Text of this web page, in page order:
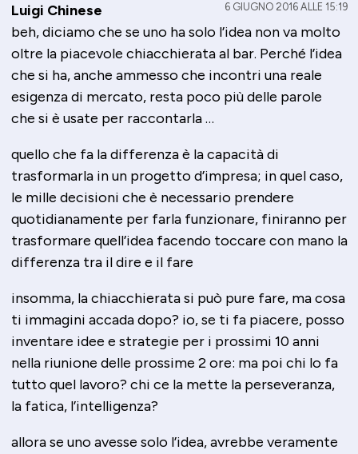
Luigi Chinese 6 GIUGNO 2016 ALLE 15:19
beh, diciamo che se uno ha solo l’idea non va molto
oltre la piacevole chiacchierata al bar. Perché l’idea
che si ha, anche ammesso che incontri una reale
esigenza di mercato, resta poco più delle parole
che si è usate per raccontarla …
quello che fa la differenza è la capacità di
trasformarla in un progetto d’impresa; in quel caso,
le mille decisioni che è necessario prendere
quotidianamente per farla funzionare, finiranno per
trasformare quell’idea facendo toccare con mano la
differenza tra il dire e il fare
insomma, la chiacchierata si può pure fare, ma cosa
ti immagini accada dopo? io, se ti fa piacere, posso
inventare idee e strategie per i prossimi 10 anni
nella riunione delle prossime 2 ore: ma poi chi lo fa
tutto quel lavoro? chi ce la mette la perseveranza,
la fatica, l’intelligenza?
allora se uno avesse solo l’idea, avrebbe veramente